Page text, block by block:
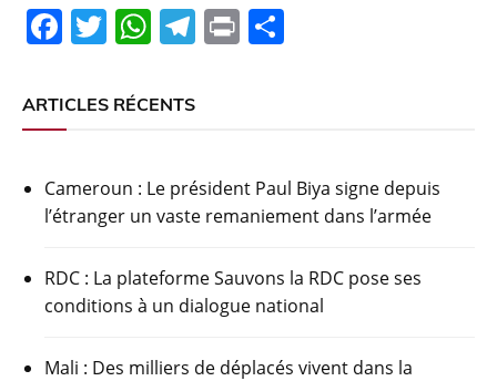
F
c
e
o
o
k
T
itt
W
at
p
p
T
a
m
Pr
er
ARTICLES RÉCENTS
Cameroun : Le président Paul Biya signe depuis
l’étranger un vaste remaniement dans l’armée
RDC : La plateforme Sauvons la RDC pose ses
conditions à un dialogue national
Mali : Des milliers de déplacés vivent dans la